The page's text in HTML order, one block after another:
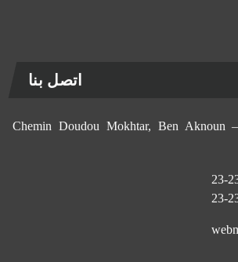
اتصل بنا
11, Chemin Doudou Mokhtar, Ben